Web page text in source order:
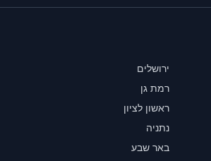
ירושלים
רמת גן
ראשון לציון
נתניה
באר שבע